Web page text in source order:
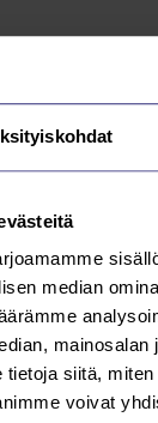
median
mainosalan
tietoja siitä,
voivat
yhtiö on jo
vuonna
vuoden
Nämä
tehdyillä